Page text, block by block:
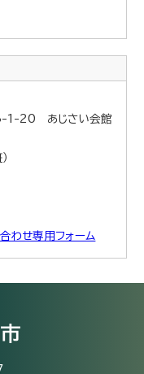
1-20 あじさい会館
わせ専用フォーム